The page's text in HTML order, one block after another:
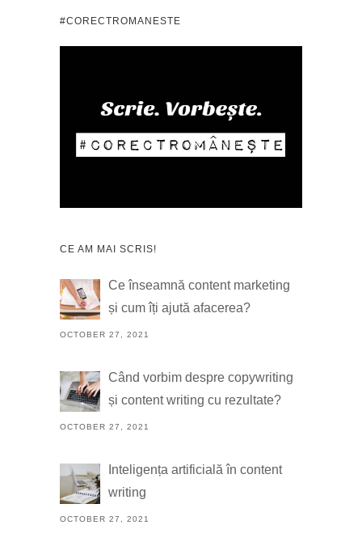
#CORECTROMANESTE
CE AM MAI SCRIS!
Ce înseamnă content marketing
și cum îți ajută afacerea?
OCTOBER 27, 2021
Când vorbim despre copywriting
și content writing cu rezultate?
OCTOBER 27, 2021
Inteligența artificială în content
writing
OCTOBER 27, 2021